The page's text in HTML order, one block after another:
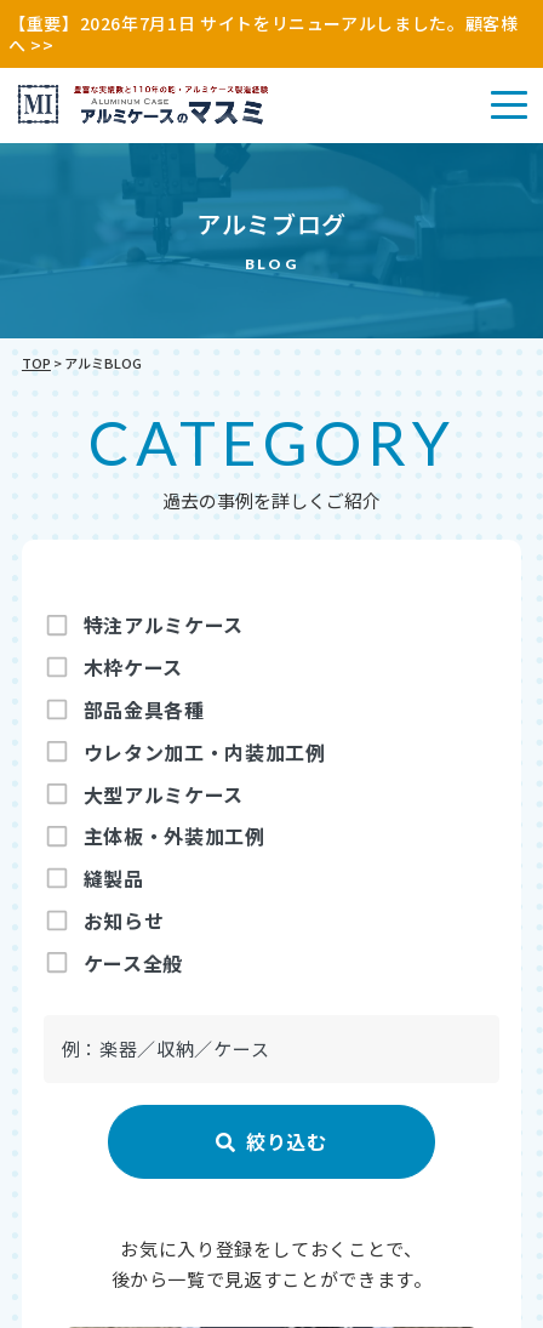
【重要】2026年7月1日 サイトをリニューアルしました。顧客様
へ >>
アルミブログ
お見積もり依頼
アル
ミケ
ース
（特
注）
その
（木
枠・
アルミブログ
BLOG
TOP >アルミBLOG
CATEGORY
過去の事例を詳しくご紹介
特注アルミケース
木枠ケース
部品金具各種
ウレタン加工・内装加工例
大型アルミケース
主体板・外装加工例
縫製品
お知らせ
ケース全般
お気に入り登録をしておくことで、
後から一覧で見返すことができます。